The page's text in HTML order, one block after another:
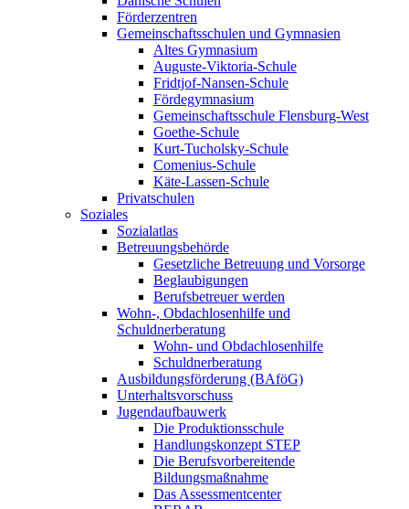
Förderzentren
Gemeinschaftsschulen und Gymnasien
Altes Gymnasium
Auguste-Viktoria-Schule
Fridtjof-Nansen-Schule
Fördegymnasium
Gemeinschaftsschule Flensburg-West
Goethe-Schule
Kurt-Tucholsky-Schule
Comenius-Schule
Käte-Lassen-Schule
Privatschulen
Soziales
Sozialatlas
Betreuungsbehörde
Gesetzliche Betreuung und Vorsorge
Beglaubigungen
Berufsbetreuer werden
Wohn-, Obdachlosenhilfe und
Schuldnerberatung
Wohn- und Obdachlosenhilfe
Schuldnerberatung
Ausbildungsförderung (BAföG)
Unterhaltsvorschuss
Jugendaufbauwerk
Die Produktionsschule
Handlungskonzept STEP
Die Berufsvorbereitende
Bildungsmaßnahme
Das Assessmentcenter